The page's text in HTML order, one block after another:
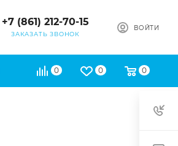
+7 (861) 212-70-15
ЗАКАЗАТЬ ЗВОНОК
ВОЙТИ
0 0 0